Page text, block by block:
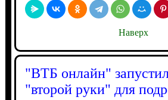
Наверх
"ВТБ онлайн"
"второй руки" для